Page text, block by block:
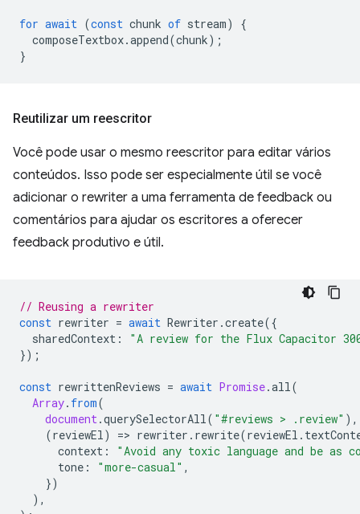
for await (const chunk of stream)
{
composeTextbox.append(chunk);
}
Reutilizar um reescritor
Você pode usar o mesmo reescritor para editar vários
conteúdos. Isso pode ser especialmente útil se você
adicionar o rewriter a uma ferramenta de feedback ou
comentários para ajudar os escritores a oferecer
feedback produtivo e útil.
// Reusing a rewriter
const rewriter = await Rewriter .create({
sharedContext :
"A review for the Flux Capacitor
});
const rewrittenReviews = await Promise.all(
Array. from(
document.querySelectorAll( "#reviews > .review" ),
(reviewEl) => rewriter . rewrite(reviewEl .
context :
"Avoid any toxic language and be as
tone : "more-casual" ,
})
),